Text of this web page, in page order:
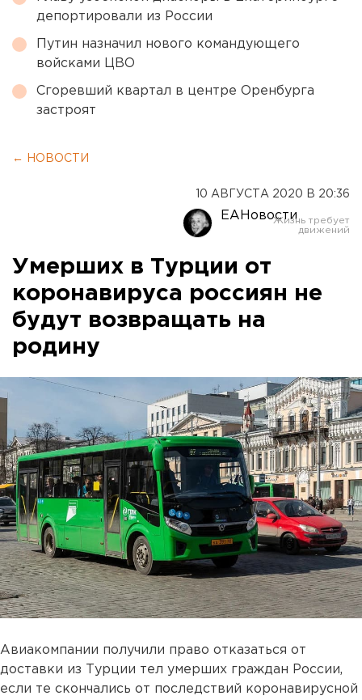
депортировали из России
Путин назначил нового командующего
войсками ЦВО
Сгоревший квартал в центре Оренбурга
застроят
← НОВОСТИ
10 АВГУСТА 2020 В 20:36
ЕАНовости
Умерших в Турции от
коронавируса россиян не
будут возвращать на
родину
Авиакомпании получили право отказаться от
доставки из Турции тел умерших граждан России,
если те скончались от последствий коронавирусной